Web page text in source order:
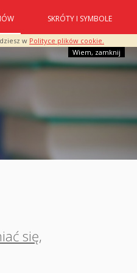
w Polityce plików cookie.
Wiem, zamknij
SKRÓTY I SYMBOLE
się,